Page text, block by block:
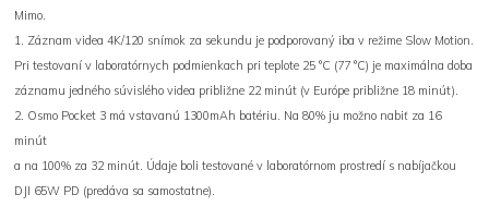
Mimo.
1. Záznam videa 4K/120 snímok za sekundu je podporovaný iba v režime Slow Motion.
Pri testovaní v laboratórnych podmienkach pri teplote 25 °C (77 °C) je maximálna doba
záznamu jedného súvislého videa približne 22 minút (v Európe približne 18 minút).
2. Osmo Pocket 3 má vstavanú 1300mAh batériu. Na 80% ju možno nabiť za 16
minút
a na 100% za 32 minút. Údaje boli testované v laboratórnom prostredí s nabíjačkou
DJI 65W PD (predáva sa samostatne).